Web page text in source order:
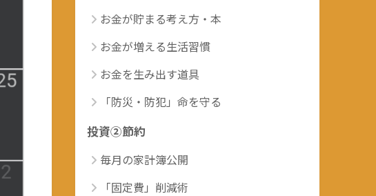
お金が貯まる考え方・本
お金が増える生活習慣
お金を生み出す道具
「防災・防犯」命を守る
投資②節約
毎月の家計簿公開
「固定費」削減術